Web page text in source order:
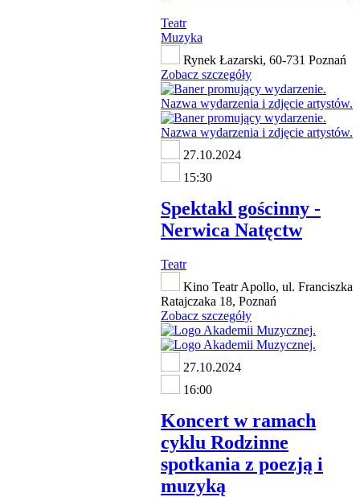
Teatr
Muzyka
Rynek Łazarski, 60-731 Poznań
Zobacz szczegóły
27.10.2024
15:30
Spektakl gościnny -
Nerwica Natęctw
Teatr
Kino Teatr Apollo, ul. Franciszka
Ratajczaka 18, Poznań
Zobacz szczegóły
27.10.2024
16:00
Koncert w ramach
cyklu Rodzinne
spotkania z poezją i
muzyką